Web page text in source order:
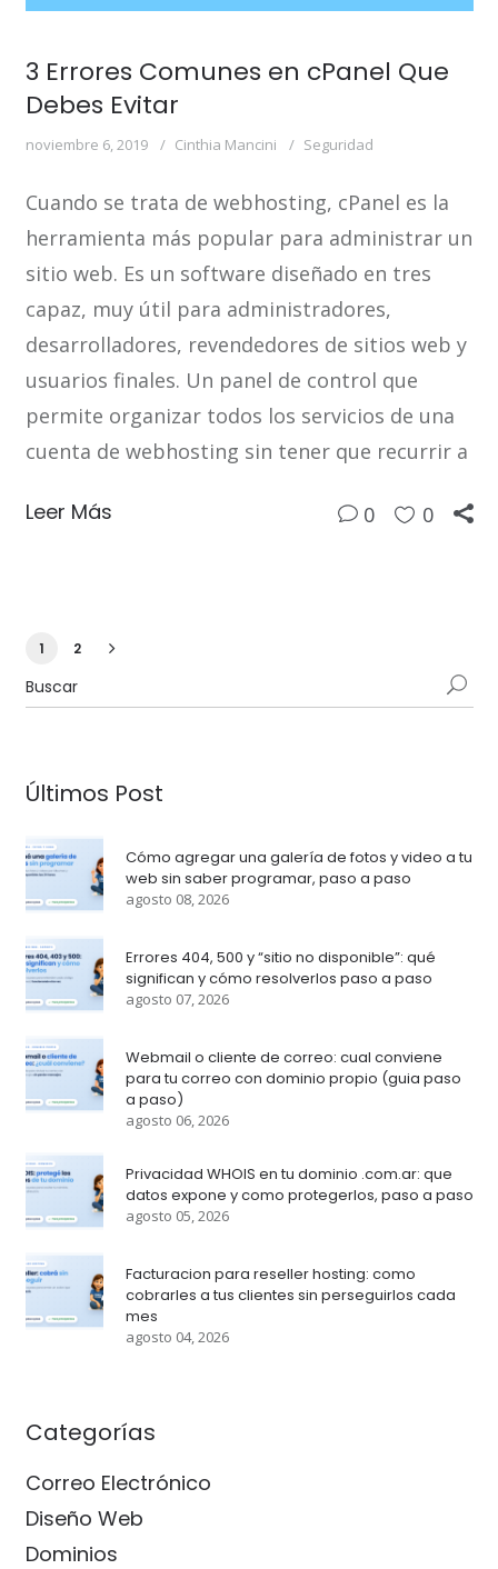
3 Errores Comunes en cPanel Que
Debes Evitar
noviembre 6, 2019 Cinthia Mancini Seguridad
Cuando se trata de webhosting, cPanel es la
herramienta más popular para administrar un
sitio web. Es un software diseñado en tres
capaz, muy útil para administradores,
desarrolladores, revendedores de sitios web y
usuarios finales. Un panel de control que
permite organizar todos los servicios de una
cuenta de webhosting sin tener que recurrir a
Leer Más 0 0
1 2
Últimos Post
Cómo agregar una galería de fotos y video a tu
web sin saber programar, paso a paso
agosto 08, 2026
Errores 404, 500 y “sitio no disponible”: qué
significan y cómo resolverlos paso a paso
agosto 07, 2026
Webmail o cliente de correo: cual conviene
para tu correo con dominio propio (guia paso
a paso)
agosto 06, 2026
Privacidad WHOIS en tu dominio .com.ar: que
datos expone y como protegerlos, paso a paso
agosto 05, 2026
Facturacion para reseller hosting: como
cobrarles a tus clientes sin perseguirlos cada
mes
agosto 04, 2026
Categorías
Correo Electrónico
Diseño Web
Dominios